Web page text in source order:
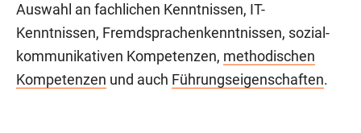
Auswahl an fachlichen Kenntnissen, IT-
Kenntnissen, Fremdsprachenkenntnissen, sozial-
kommunikativen Kompetenzen, methodischen
Kompetenzen und auch Führungseigenschaften.